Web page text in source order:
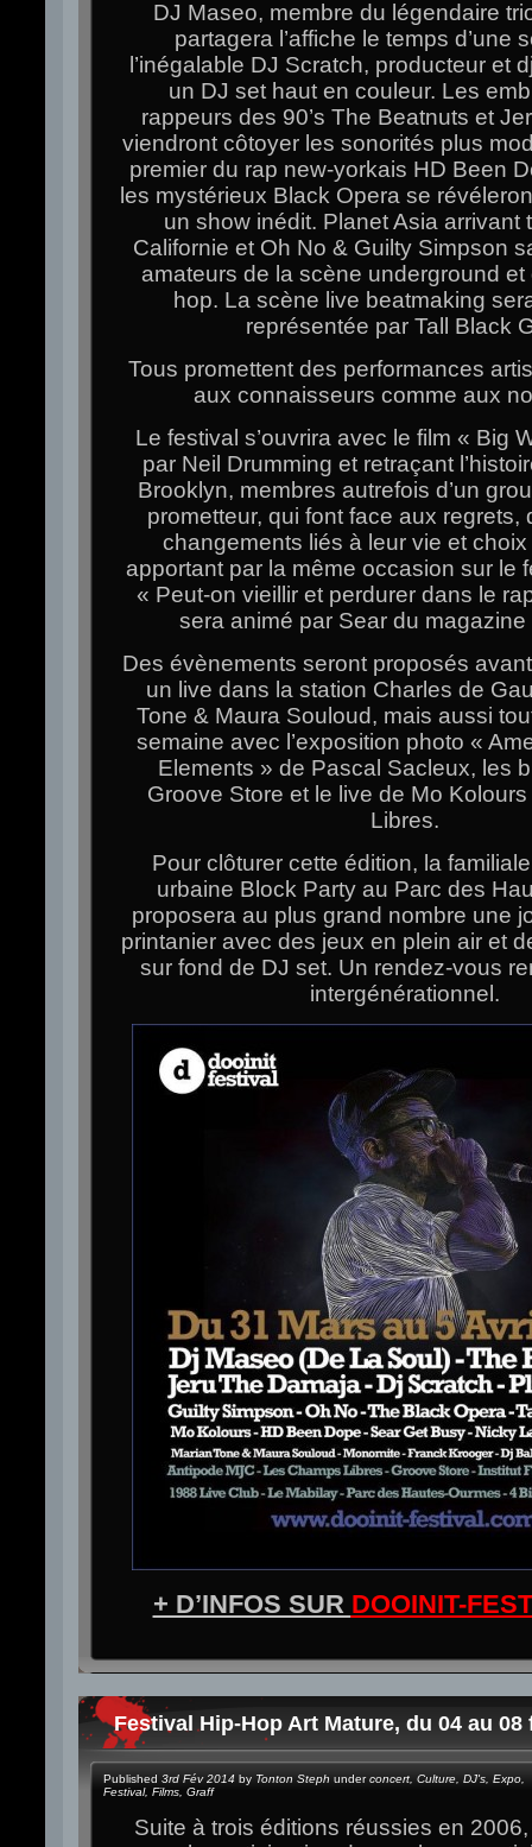
DJ Maseo, membre du légendaire
partagera l’affiche le temps d’une
l’inégalable DJ Scratch, producteur et
un DJ set haut en couleur. Les
rappeurs des 90’s The Beatnuts et
viendront côtoyer les sonorités plus
premier du rap new-yorkais HD Been
les mystérieux Black Opera se
un show inédit. Planet Asia arrivant
Californie et Oh No & Guilty Simpson
amateurs de la scène underground
hop. La scène live beatmaking
représentée par Tall Black
Tous promettent des performances
aux connaisseurs comme aux
Le festival s’ouvrira avec le film « Big
par Neil Drumming et retraçant
Brooklyn, membres autrefois d’un
prometteur, qui font face aux regrets,
changements liés à leur vie et
apportant par la même occasion sur le
« Peut-on vieillir et perdurer dans le
sera animé par Sear du magazine
Des évènements seront proposés
un live dans la station Charles de
Tone & Maura Souloud, mais aussi
semaine avec l’exposition photo «
Elements » de Pascal Sacleux, les
Groove Store et le live de Mo
Libres.
Pour clôturer cette édition, la
urbaine Block Party au Parc des
proposera au plus grand nombre une
printanier avec des jeux en plein air et
sur fond de DJ set. Un rendez-vous
intergénérationnel.
+ D’INFOS SUR DOOINIT-
Festival Hip-Hop Art Mature, du 04 au 08
Published 3rd Fév 2014 by Tonton Steph underconcert Culture DJ's Expo
Festival, Films Graff
Suite à trois éditions réussies en